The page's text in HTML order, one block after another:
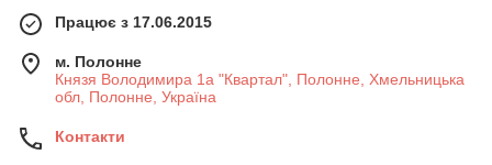
Працює з 17.06.2015
м. Полонне
Князя Володимира 1а "Квартал", Полонне, Хмельницька
обл, Полонне, Україна
Контакти